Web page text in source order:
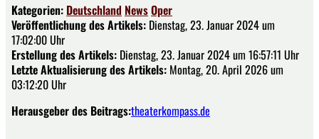
Kategorien: Deutschland NewsOper
Veröffentlichung des Artikels: Dienstag, 23. Januar 2024 um
17:02:00 Uhr
Erstellung des Artikels: Dienstag, 23. Januar 2024 um 16:57:11 Uhr
Letzte Aktualisierung des Artikels: Montag, 20. April 2026 um
03:12:20 Uhr
Herausgeber des Beitrags:theaterkompass.de